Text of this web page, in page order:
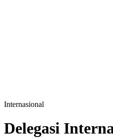
Internasional
Delegasi